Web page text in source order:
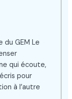
GEM Le
qui écoute,
pour
à l’autre